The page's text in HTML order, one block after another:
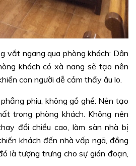
vắt ngang qua phòng khách: Dân
khách có xà nang sẽ tạo nên
con người dễ cảm thấy âu lo.
phiu, không gồ ghề: Nên tạo
trong phòng khách. Không nên
đổi chiều cao, làm sàn nhà bị
khách đến nhà vấp ngã, đồng
là tượng trưng cho sự gián đoạn,